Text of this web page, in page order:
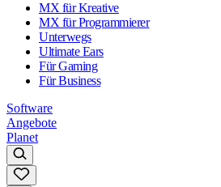
MX für Kreative
MX für Programmierer
Unterwegs
Ultimate Ears
Für Gaming
Für Business
Software
Angebote
Planet